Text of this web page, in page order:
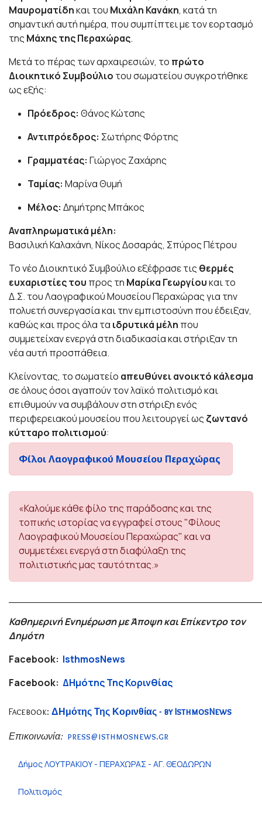
Μαυροματίδηκαι του Μιχάλη Κανάκη, κατά τη
σημαντική αυτή ημέρα, που συμπίπτει με τον εορτασμό
της Μάχης της Περαχώρας.
Μετά το πέρας των αρχαιρεσιών, το πρώτο
Διοικητικό Συμβούλιο του σωματείου συγκροτήθηκε
ως εξής:
Πρόεδρος: Θάνος Κώτσης
Αντιπρόεδρος: Σωτήρης Φόρτης
Γραμματέας: Γιώργος Ζαχάρης
Ταμίας: Μαρίνα Θυμή
Μέλος: Δημήτρης Μπάκος
Αναπληρωματικά μέλη:
Βασιλική Καλαχάνη, Νίκος Δοσαράς, Σπύρος Πέτρου
Το νέο Διοικητικό Συμβούλιο εξέφρασε τις θερμές
ευχαριστίες του προς τη Μαρίκα Γεωργίουκαι το
Δ.Σ. του Λαογραφικού Μουσείου Περαχώρας για την
πολυετή συνεργασία και την εμπιστοσύνη που έδειξαν,
καθώς και προς όλα τα ιδρυτικά μέλη που
συμμετείχαν ενεργά στη διαδικασία και στήριξαν τη
νέα αυτή προσπάθεια.
Κλείνοντας, το σωματείο απευθύνει ανοικτό κάλεσμα
σε όλους όσοι αγαπούν τον λαϊκό πολιτισμό και
επιθυμούν να συμβάλουν στη στήριξη ενός
περιφερειακού μουσείου που λειτουργεί ως ζωντανό
κύτταρο πολιτισμού:
Φίλοι Λαογραφικού Μουσείου Περαχώρας
«Καλούμε κάθε φίλο της παράδοσης και της
τοπικής ιστορίας να εγγραφεί στους "Φίλους
Λαογραφικού Μουσείου Περαχώρας" και να
συμμετέχει ενεργά στη διαφύλαξη της
πολιτιστικής μας ταυτότητας.»
Καθημερινή Ενημέρωση με Άποψη και Επίκεντρο τον
Δημότη
Facebook: IsthmosNews
Facebook: ΔΗμότης Της Κορινθίας
Facebook: ΔΗμότης Της Κορινθίας - by IsthmosNews
Επικοινωνία: press@isthmosnews.gr
Δήμος ΛΟΥΤΡΑΚΙΟΥ - ΠΕΡΑΧΩΡΑΣ - ΑΓ. ΘΕΟΔΩΡΩΝ
Πολιτισμός